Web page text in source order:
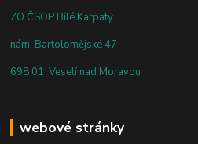
ZO ČSOP Bílé Karpaty
nám. Bartolomějské 47
698 01 Veselí nad Moravou
webové stránky